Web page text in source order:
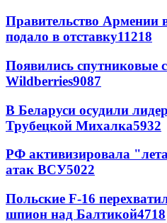
Правительство Армении
подало в отставку11218
Появились спутниковые
Wildberries9087
В Беларуси осудили
Трубецкой Михалка5932
РФ активизировала
атак ВСУ5022
Польские F-16
шпион над Балтикой4718